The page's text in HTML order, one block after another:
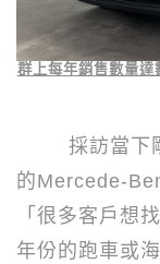
群上每年銷售數量達
採訪當下剛
的Mercede-
「很多客戶想
年份的跑車或